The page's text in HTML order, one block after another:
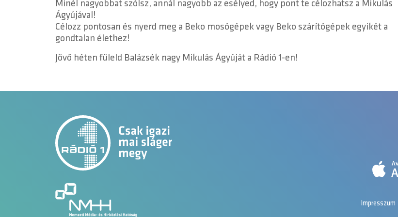
Minél nagyobbat szólsz, annál nagyobb az esélyed, hogy pont te célozhatsz a Mikulás
Ágyújával!
Célozz pontosan és nyerd meg a Beko mosógépek vagy Beko szárítógépek egyikét a
gondtalan élethez!
Jövő héten füleld Balázsék nagy Mikulás Ágyúját a Rádió 1-en!
Impresszum